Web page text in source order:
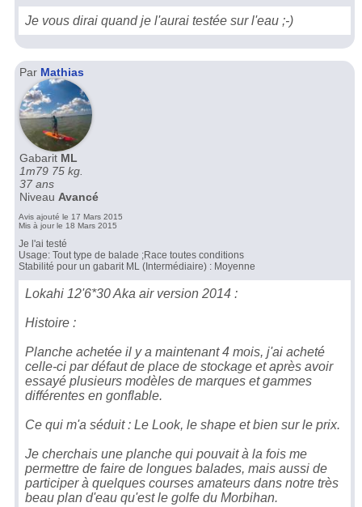
Je vous dirai quand je l'aurai testée sur l'eau ;-)
Par Mathias
Gabarit ML
1m79 75 kg.
37 ans
Niveau Avancé
Avis ajouté le 17 Mars 2015
Mis à jour le 18 Mars 2015
Je l'ai testé
Usage: Tout type de balade ;Race toutes conditions
Stabilité pour un gabarit ML (Intermédiaire) : Moyenne
Lokahi 12'6*30 Aka air version 2014 :
Histoire :
Planche achetée il y a maintenant 4 mois, j'ai acheté
celle-ci par défaut de place de stockage et après avoir
essayé plusieurs modèles de marques et gammes
différentes en gonflable.
Ce qui m'a séduit : Le Look, le shape et bien sur le prix.
Je cherchais une planche qui pouvait à la fois me
permettre de faire de longues balades, mais aussi de
participer à quelques courses amateurs dans notre très
beau plan d'eau qu'est le golfe du Morbihan.